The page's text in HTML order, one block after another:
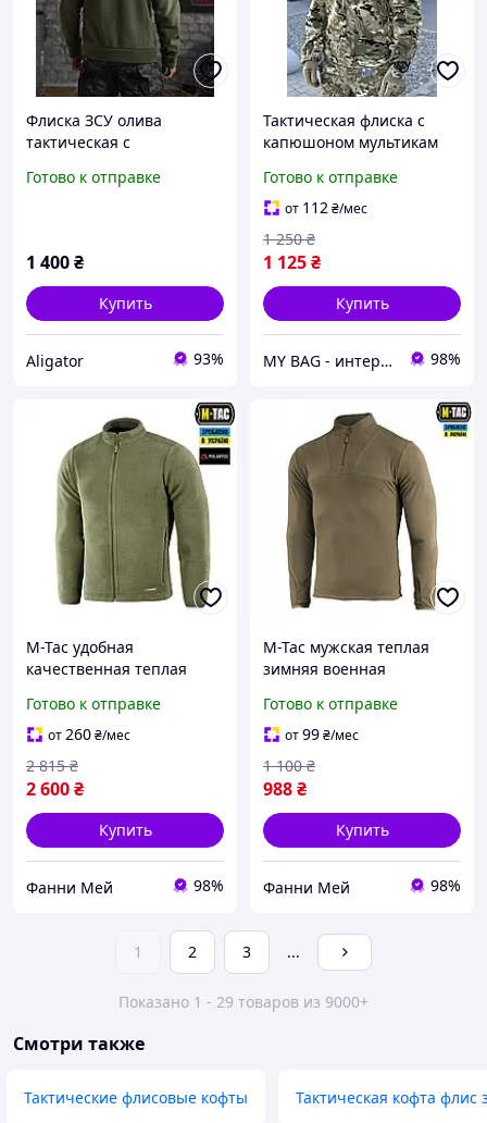
Флиска ЗСУ олива
тактическая с
тёплая флисовая кофта
Готово к отправке
1 400₴
Купить
Aligator 93%
Тактическая флиска с
капюшоном мультикам
флисовая кофта с
капюшоном флисовка
армейская ВСУ
Готово к отправке
от 112₴/мес
1 125₴
1 250 ₴
Купить
MY BAG - интернет магазин сумок, чемоданов и аксессуаров 98%
M-Tac удобная
качественная теплая
хаки на молнии
Готово к отправке
от260₴/мес
2 600₴
2 815 ₴
Купить
Фанни Мей 98%
M-Tac мужская теплая
зимняя военная
молнии
Готово к отправке
от99₴/мес
988₴
1 100 ₴
Купить
Фанни Мей 98%
1 2 3 ...
Показано 1 - 29 товаров из 9000+
Смотри также
Тактические флисовые кофты Тактическая кофта флис